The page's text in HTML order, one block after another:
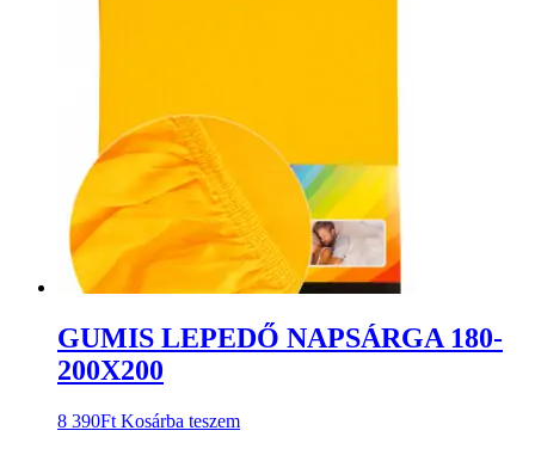
GUMIS LEPEDŐ NAPSÁRGA 180-
200X200
8 390Ft Kosárba teszem